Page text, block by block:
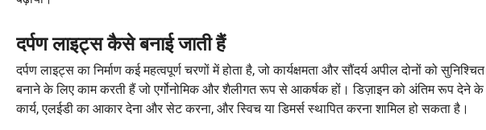
दर्पण लाइट्स कैसे बनाई जाती हैं
दर्पण लाइट्स का निर्माण कई महत्वपूर्ण चरणों में होता है, जो कार्यक्षमता और सौंदर्य अपील दोनों को
बनाने के लिए काम करती हैं जो एर्गोनोमिक और शैलीगत रूप से आकर्षक हों। डिज़ाइन को अंतिम रूप देने के
कार्य, एलईडी का आकार देना और सेट करना, और स्विच या डिमर्स स्थापित करना शामिल हो सकता है।